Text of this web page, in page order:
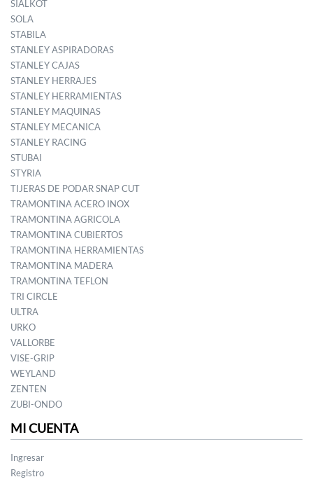
SIALKOT
SOLA
STABILA
STANLEY ASPIRADORAS
STANLEY CAJAS
STANLEY HERRAJES
STANLEY HERRAMIENTAS
STANLEY MAQUINAS
STANLEY MECANICA
STANLEY RACING
STUBAI
STYRIA
TIJERAS DE PODAR SNAP CUT
TRAMONTINA ACERO INOX
TRAMONTINA AGRICOLA
TRAMONTINA CUBIERTOS
TRAMONTINA HERRAMIENTAS
TRAMONTINA MADERA
TRAMONTINA TEFLON
TRI CIRCLE
ULTRA
URKO
VALLORBE
VISE-GRIP
WEYLAND
ZENTEN
ZUBI-ONDO
MI CUENTA
Ingresar
Registro